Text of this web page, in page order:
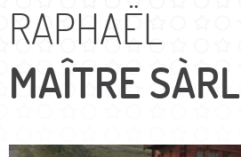
RAPHAËL
MAÎTRE SÀRL